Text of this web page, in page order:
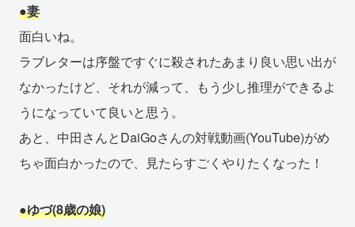
●妻
面白いね。
ラブレターは序盤ですぐに殺されたあまり良い思い出が
なかったけど、それが減って、もう少し推理ができるよ
うになっていて良いと思う。
あと、中田さんとDaiGoさんの対戦動画(YouTube)がめ
ちゃ面白かったので、見たらすごくやりたくなった！
●ゆづ(8歳の娘)